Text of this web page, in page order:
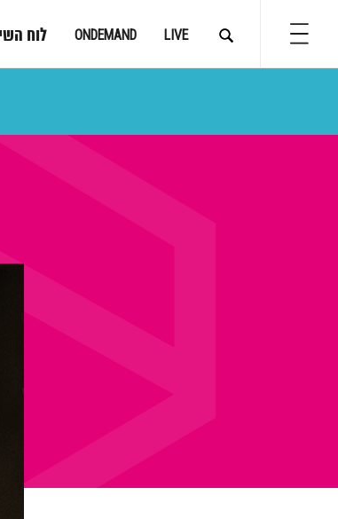
LIVE
ONDEMAND לוח